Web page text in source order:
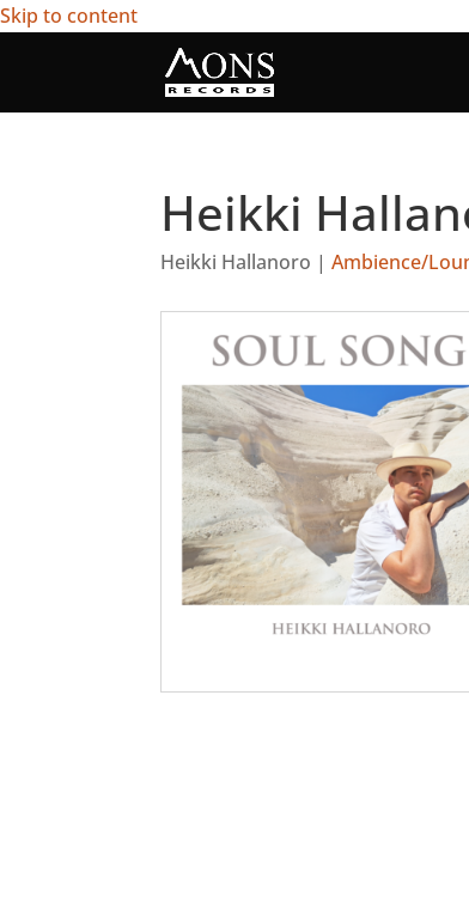
Skip to content
Heikki
Heikki Hallanoro |Ambience/